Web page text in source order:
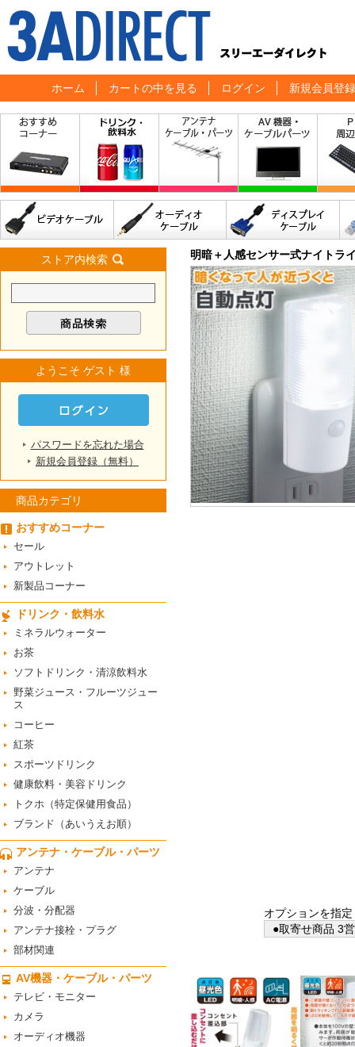
ホーム カートの中を見る ログイン 新規会員登録
ストア内検索
ようこそ ゲスト 様
パスワードを忘れた場合
新規会員登録（無料）
商品カテゴリ
おすすめコーナー
セール
アウトレット
新製品コーナー
ドリンク・飲料水
ミネラルウォーター
お茶
ソフトドリンク・清涼飲料水
野菜ジュース・フルーツジュー
ス
コーヒー
紅茶
スポーツドリンク
健康飲料・美容ドリンク
トクホ（特定保健用食品）
ブランド（あいうえお順）
アンテナ・ケーブル・パーツ
アンテナ
ケーブル
分波・分配器
アンテナ接栓・プラグ
部材関連
AV機器・ケーブル・パーツ
テレビ・モニター
カメラ
オーディオ機器
明暗＋人感センサー式ナイトラ
オプションを指
●取寄せ商品 3